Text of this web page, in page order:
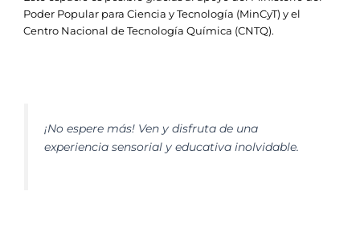
Poder Popular para Ciencia y Tecnología (MinCyT) y el
Centro Nacional de Tecnología Química (CNTQ).
¡No espere más! Ven y disfruta de una
experiencia sensorial y educativa inolvidable.